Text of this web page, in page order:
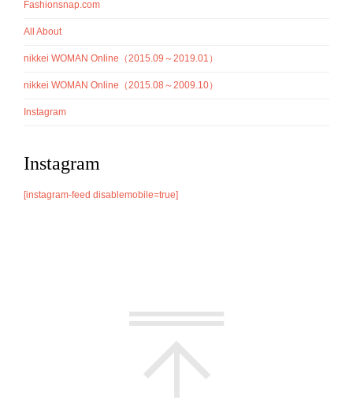
Fashionsnap.com
All About
nikkei WOMAN Online（2015.09～2019.01）
nikkei WOMAN Online（2015.08～2009.10）
Instagram
Instagram
[instagram-feed disablemobile=true]